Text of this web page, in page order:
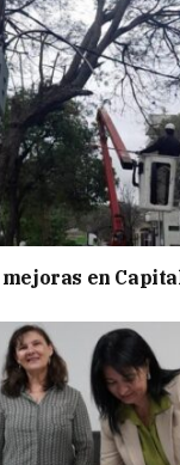
mejoras en